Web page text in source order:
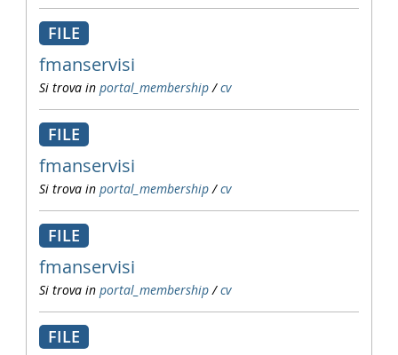
FILE
fmanservisi
Si trova in portal_membership /cv
FILE
fmanservisi
Si trova in portal_membership /cv
FILE
fmanservisi
Si trova in portal_membership /cv
FILE